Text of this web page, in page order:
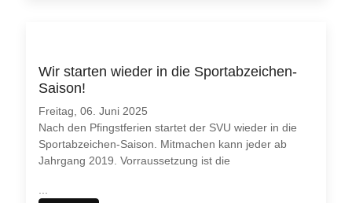
Wir starten wieder in die Sportabzeichen-
Saison!
Freitag, 06. Juni 2025
Nach den Pfingstferien startet der SVU wieder in die
Sportabzeichen-Saison. Mitmachen kann jeder ab
Jahrgang 2019. Vorraussetzung ist die
...